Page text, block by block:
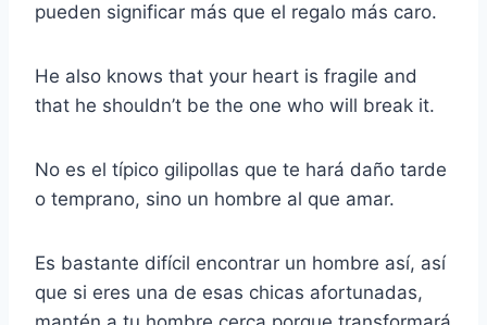
pueden significar más que el regalo más caro.
He also knows that your heart is fragile and
that he shouldn’t be the one who will break it.
No es el típico gilipollas que te hará daño tarde
o temprano, sino un hombre al que amar.
Es bastante difícil encontrar un hombre así, así
que si eres una de esas chicas afortunadas,